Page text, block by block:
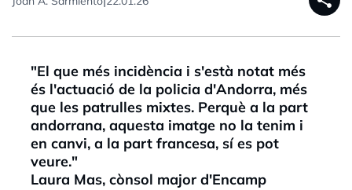
"El que més incidència i s'està notat més
és l'actuació de la policia d'Andorra, més
que les patrulles mixtes. Perquè a la part
andorrana, aquesta imatge no la tenim i
en canvi, a la part francesa, sí es pot
veure."
Laura Mas, cònsol major d'Encamp